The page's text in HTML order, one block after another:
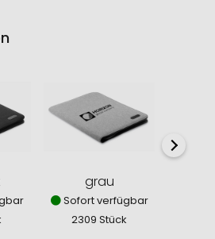
grau
Sofort verfügbar
2309 Stück